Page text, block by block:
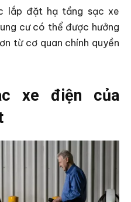
lắp đặt hạ tầng sạc xe
cư có thể được hưởng
từ cơ quan chính quyền
xe điện của